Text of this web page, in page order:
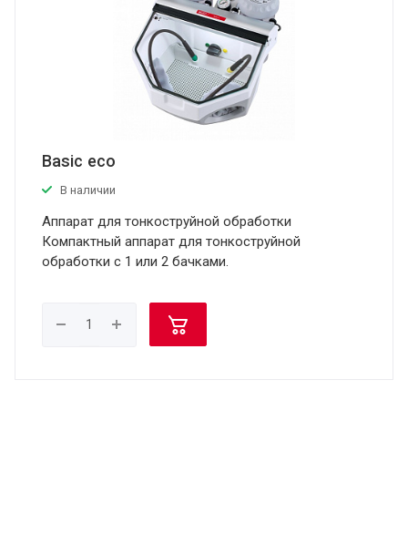
Basic eco
В наличии
Аппарат для тонкоструйной обработки
Компактный аппарат для тонкоструйной
обработки с 1 или 2 бачками.